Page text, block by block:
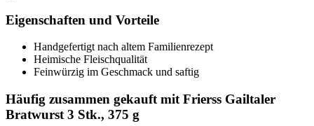
Eigenschaften und Vorteile
Handgefertigt nach altem Familienrezept
Heimische Fleischqualität
Feinwürzig im Geschmack und saftig
Häufig zusammen gekauft mit Frierss Gailtaler
Bratwurst 3 Stk., 375 g